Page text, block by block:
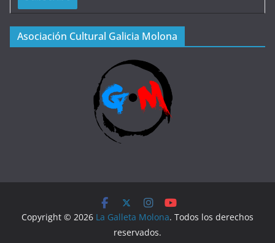
Asociación Cultural Galicia Molona
Copyright © 2026 La Galleta Molona. Todos los derechos
reservados.